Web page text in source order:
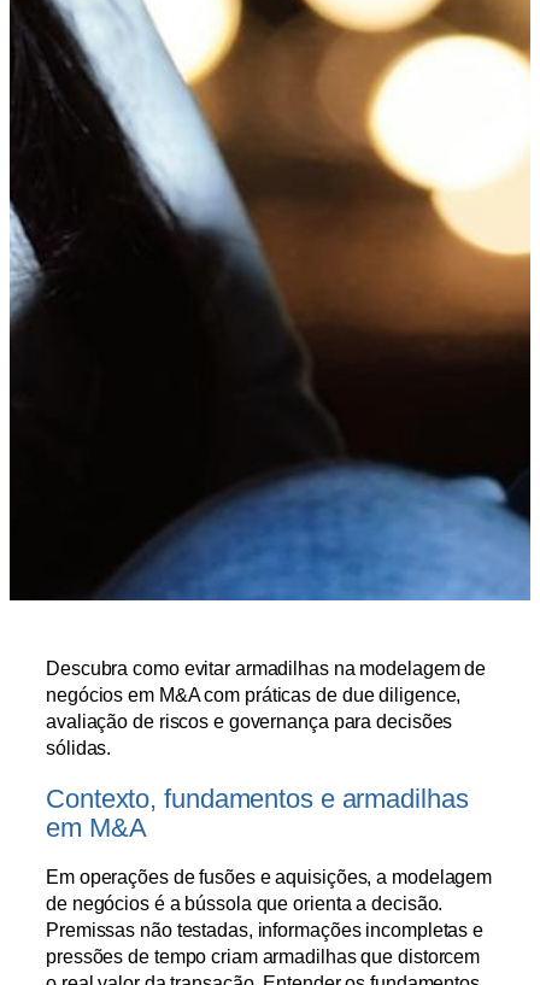
Descubra como evitar armadilhas na modelagem de
negócios em M&A com práticas de due diligence,
avaliação de riscos e governança para decisões
sólidas.
Contexto, fundamentos e armadilhas
em M&A
Em operações de fusões e aquisições, a modelagem
de negócios é a bússola que orienta a decisão.
Premissas não testadas, informações incompletas e
pressões de tempo criam armadilhas que distorcem